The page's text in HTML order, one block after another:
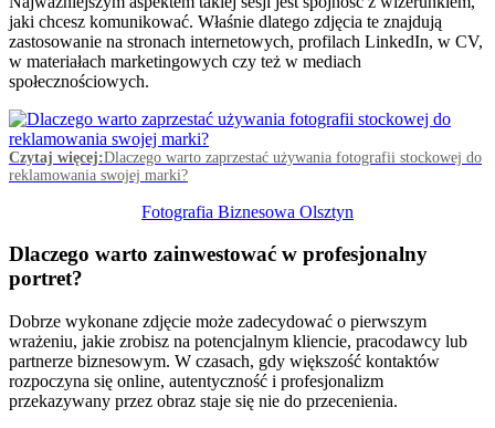
jaki chcesz komunikować. Właśnie dlatego zdjęcia te znajdują
zastosowanie na stronach internetowych, profilach LinkedIn, w CV,
w materiałach marketingowych czy też w mediach
społecznościowych.
Czytaj więcej:Dlaczego warto zaprzestać używania fotografii stockowej do
reklamowania swojej marki?
Fotografia Biznesowa Olsztyn
Dlaczego warto zainwestować w profesjonalny
portret?
Dobrze wykonane zdjęcie może zadecydować o pierwszym
wrażeniu, jakie zrobisz na potencjalnym kliencie, pracodawcy lub
partnerze biznesowym. W czasach, gdy większość kontaktów
rozpoczyna się online, autentyczność i profesjonalizm
przekazywany przez obraz staje się nie do przecenienia.